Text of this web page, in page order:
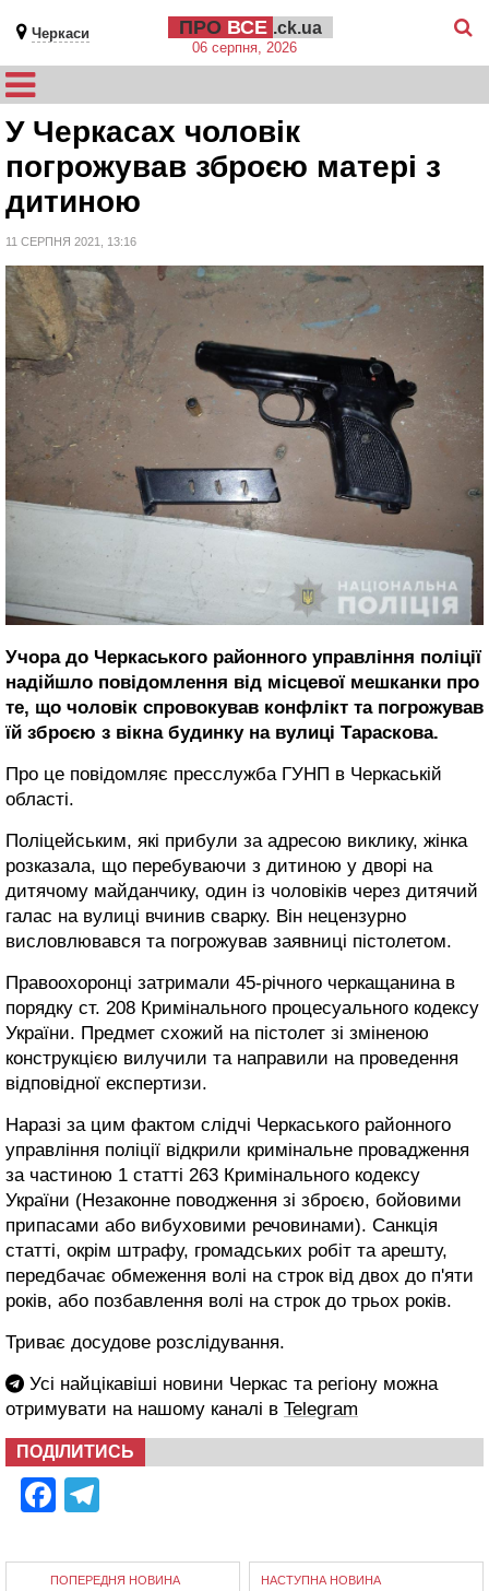
Черкаси ПРО ВСЕ .ck.ua
06 серпня, 2026
У Черкасах чоловік
погрожував зброєю матері з
дитиною
11 СЕРПНЯ 2021, 13:16
Учора до Черкаського районного управління поліції
надійшло повідомлення від місцевої мешканки про
те, що чоловік спровокував конфлікт та погрожував
їй зброєю з вікна будинку на вулиці Тараскова.
Про це повідомляє пресслужба ГУНП в Черкаській
області.
Поліцейським, які прибули за адресою виклику, жінка
розказала, що перебуваючи з дитиною у дворі на
дитячому майданчику, один із чоловіків через дитячий
галас на вулиці вчинив сварку. Він нецензурно
висловлювався та погрожував заявниці пістолетом.
Правоохоронці затримали 45-річного черкащанина в
порядку ст. 208 Кримінального процесуального кодексу
України. Предмет схожий на пістолет зі зміненою
конструкцією вилучили та направили на проведення
відповідної експертизи.
Наразі за цим фактом слідчі Черкаського районного
управління поліції відкрили кримінальне провадження
за частиною 1 статті 263 Кримінального кодексу
України (Незаконне поводження зі зброєю, бойовими
припасами або вибуховими речовинами). Санкція
статті, окрім штрафу, громадських робіт та арешту,
передбачає обмеження волі на строк від двох до п'яти
років, або позбавлення волі на строк до трьох років.
Триває досудове розслідування.
Усі найцікавіші новини Черкас та регіону можна
отримувати на нашому каналі в Telegram
ПОДІЛИТИСЬ
Facebook
ПОПЕРЕДНЯ НОВИНА НАСТУПНА НОВИНА